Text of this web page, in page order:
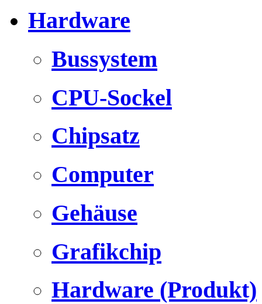
Hardware
Bussystem
CPU-Sockel
Chipsatz
Computer
Gehäuse
Grafikchip
Hardware (Produkt)